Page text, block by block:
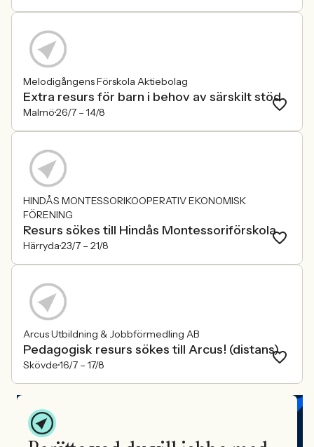
Melodigångens Förskola Aktiebolag
Extra resurs för barn i behov av särskilt stöd
Malmö26/7 – 14/8
HINDÅS MONTESSORIKOOPERATIV EKONOMISK
FÖRENING
Resurs sökes till Hindås Montessoriförskola
Härryda23/7 – 21/8
Arcus Utbildning & Jobbförmedling AB
Pedagogisk resurs sökes till Arcus! (distans)
Skövde16/7 – 17/8